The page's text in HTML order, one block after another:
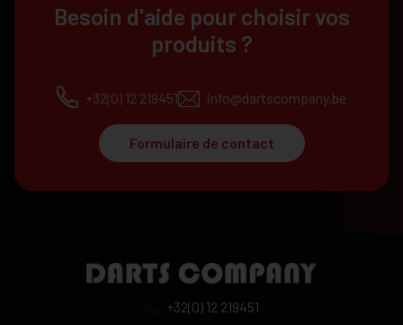
Besoin d'aide pour choisir vos
produits ?
+32(0) 12 219451 info@dartscompany.be
Formulaire de contact
+32(0) 12 219451